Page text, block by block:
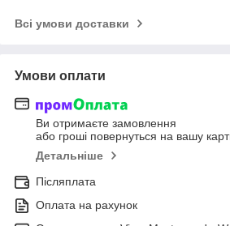
Всі умови доставки
Умови оплати
Ви отримаєте замовлення
або гроші повернуться на вашу
Детальніше
Післяплата
Оплата на рахунок